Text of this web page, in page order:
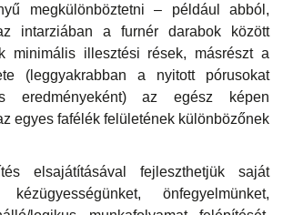
megkülönböztetni – például abból,
intarziában a furnér darabok között
minimális illesztési rések, másrészt a
(leggyakrabban a nyitott pórusokat
eredményeként) az egész képen
egyes fafélék felületének különbözőnek
elsajátításával fejleszthetjük saját
kézügyességünket, önfegyelmünket,